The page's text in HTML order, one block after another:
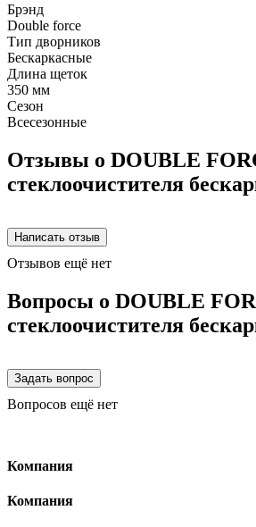
Брэнд
Double force
Тип дворников
Бескаркасные
Длина щеток
350 мм
Сезон
Всесезонные
Отзывы о DOUBLE
стеклоочистителя
Отзывов ещё нет
Вопросы о DOUBLE
стеклоочистителя
Вопросов ещё нет
Компания
Компания